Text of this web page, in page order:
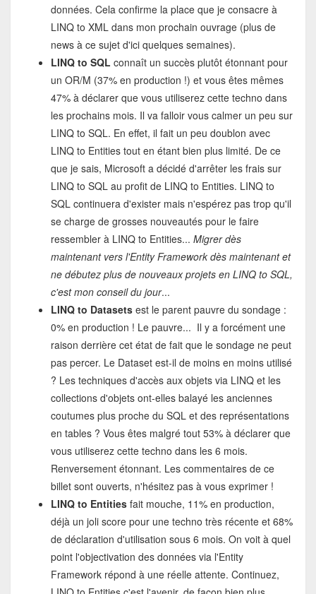
données. Cela confirme la place que je consacre à
LINQ to XML dans mon prochain ouvrage (plus de
news à ce sujet d'ici quelques semaines).
LINQ to SQL connaît un succès plutôt étonnant pour
un OR/M (37% en production !) et vous êtes mêmes
47% à déclarer que vous utiliserez cette techno dans
les prochains mois. Il va falloir vous calmer un peu sur
LINQ to SQL. En effet, il fait un peu doublon avec
LINQ to Entities tout en étant bien plus limité. De ce
que je sais, Microsoft a décidé d'arrêter les frais sur
LINQ to SQL au profit de LINQ to Entities. LINQ to
SQL continuera d'exister mais n'espérez pas trop qu'il
se charge de grosses nouveautés pour le faire
ressembler à LINQ to Entities... Migrer dès
maintenant vers l'Entity Framework dès maintenant et
ne débutez plus de nouveaux projets en LINQ to SQL,
c'est mon conseil du jour...
LINQ to Datasetsest le parent pauvre du sondage :
0% en production ! Le pauvre... Il y a forcément une
raison derrière cet état de fait que le sondage ne peut
pas percer. Le Dataset est-il de moins en moins utilisé
? Les techniques d'accès aux objets via LINQ et les
collections d'objets ont-elles balayé les anciennes
coutumes plus proche du SQL et des représentations
en tables ? Vous êtes malgré tout 53% à déclarer que
vous utiliserez cette techno dans les 6 mois.
Renversement étonnant. Les commentaires de ce
billet sont ouverts, n'hésitez pas à vous exprimer !
LINQ to Entitiesfait mouche, 11% en production,
déjà un joli score pour une techno très récente et 68%
de déclaration d'utilisation sous 6 mois. On voit à quel
point l'objectivation des données via l'Entity
Framework répond à une réelle attente. Continuez,